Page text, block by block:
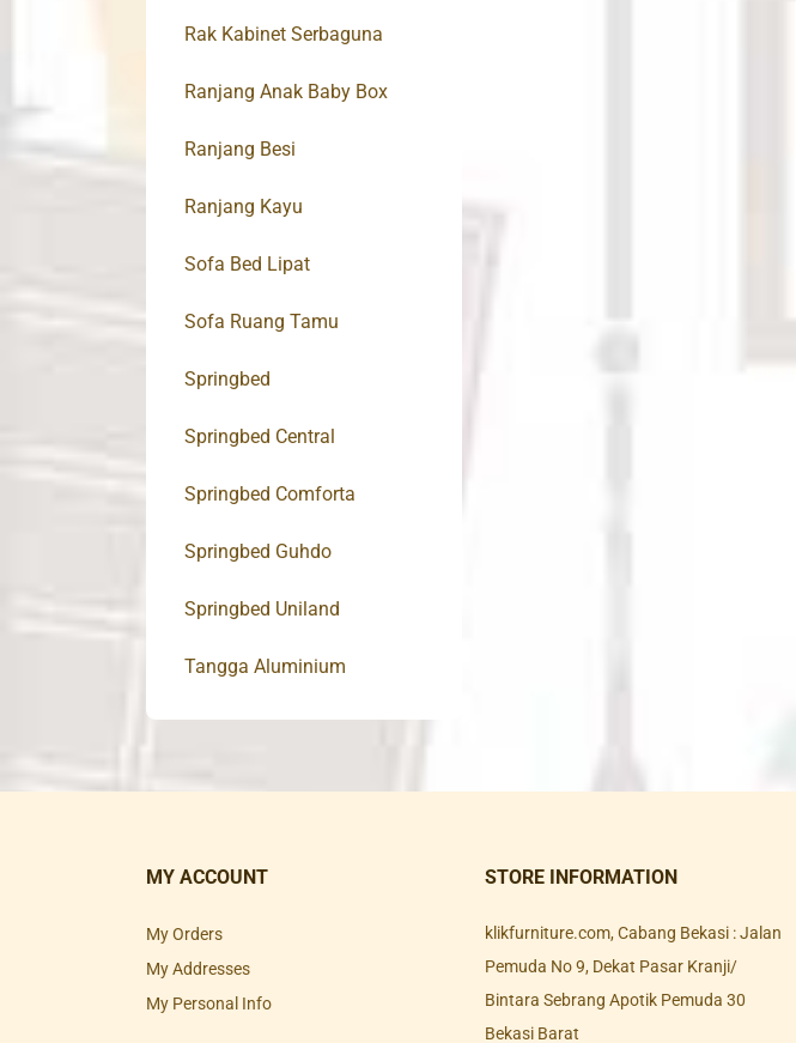
Rak Kabinet Serbaguna
Ranjang Anak Baby Box
Ranjang Besi
Ranjang Kayu
Sofa Bed Lipat
Sofa Ruang Tamu
Springbed
Springbed Central
Springbed Comforta
Springbed Guhdo
Springbed Uniland
Tangga Aluminium
MY ACCOUNT
My Orders
My Addresses
My Personal Info
STORE INFORMATION
klikfurniture.com, Cabang Bekasi : Jalan
Pemuda No 9, Dekat Pasar Kranji/
Bintara Sebrang Apotik Pemuda 30
Bekasi Barat